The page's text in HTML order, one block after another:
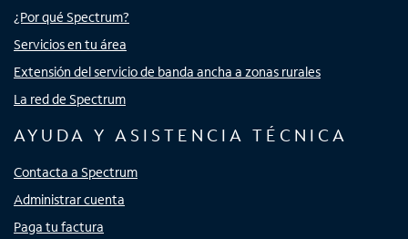
¿Por qué Spectrum?
Servicios en tu área
Extensión del servicio de banda ancha a zonas rurales
La red de Spectrum
AYUDA Y ASISTENCIA TÉCNICA
Contacta a Spectrum
Administrar cuenta
Paga tu factura